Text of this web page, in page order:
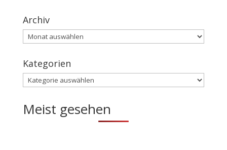
Archiv
Archiv
Kategorien
Kategorien
Meist gesehen